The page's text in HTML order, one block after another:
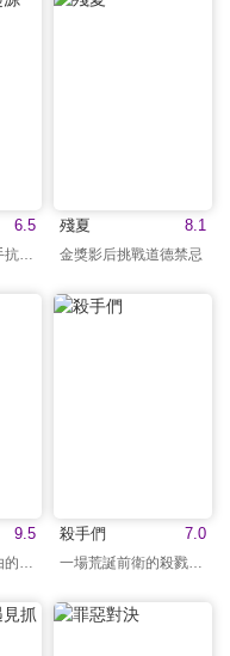
6.5
徐冬冬曾志偉聯手抗異形
8.1
殘夏
金獎影后挑戰道德禁忌
9.5
願你能平凡而自由的活著
7.0
殺手們
一場荒誕前衛的殺戮饗宴